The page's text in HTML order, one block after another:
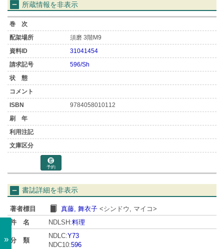
»
所蔵情報を非表示
須磨 3階M9
31041454
596/Sh
9784058010112
予約
書誌詳細を非表示
著者標目 真藤, 舞衣子 <シンドウ, マイコ>
件 名
NDLSH:料理
分 類
NDLC:Y73
NDC10:596